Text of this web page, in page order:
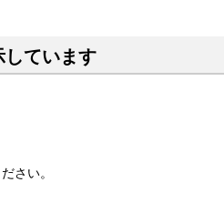
しています
さい。